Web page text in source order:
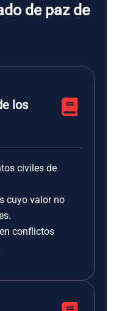
de paz de
los
civiles de
cuyo valor no
conflictos